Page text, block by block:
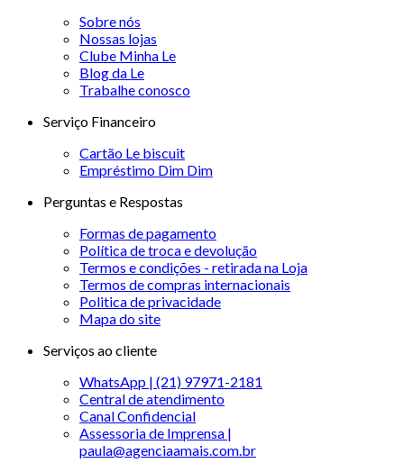
Sobre nós
Nossas lojas
Clube Minha Le
Blog da Le
Trabalhe conosco
Serviço Financeiro
Cartão Le biscuit
Empréstimo Dim Dim
Perguntas e Respostas
Formas de pagamento
Política de troca e devolução
Termos e condições - retirada na Loja
Termos de compras internacionais
Politica de privacidade
Mapa do site
Serviços ao cliente
WhatsApp | (21) 97971-2181
Central de atendimento
Canal Confidencial
Assessoria de Imprensa |
paula@agenciaamais.com.br